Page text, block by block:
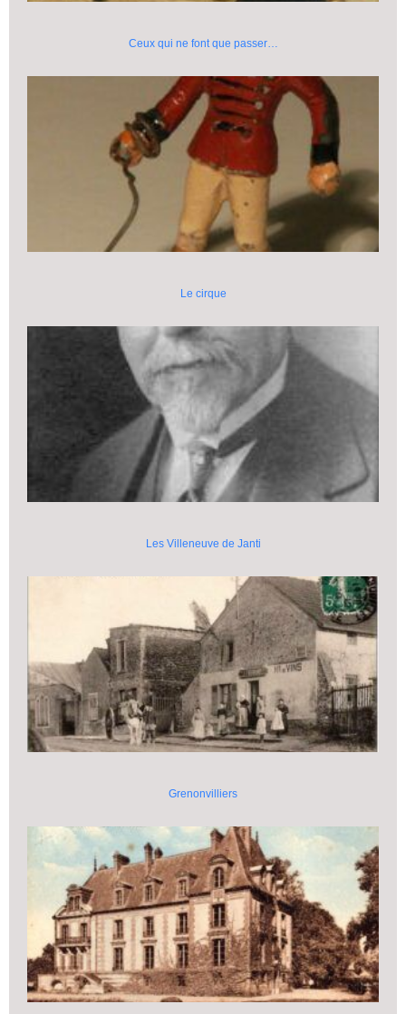
Ceux qui ne font que passer…
Le cirque
Les Villeneuve de Janti
Grenonvilliers